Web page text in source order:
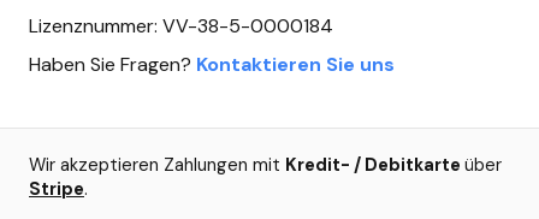
Lizenznummer: VV-38-5-0000184
Haben Sie Fragen? Kontaktieren Sie uns
Wir akzeptieren Zahlungen mit Kredit- / Debitkarte über
Stripe.